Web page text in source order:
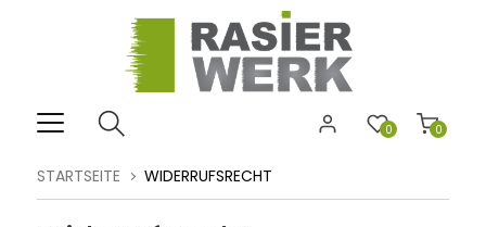
0
0
STARTSEITE WIDERRUFSRECHT